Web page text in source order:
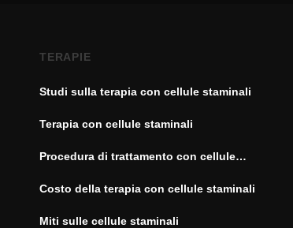
TERAPIE
Studi sulla terapia con cellule staminali
Terapia con cellule staminali
Procedura di trattamento con cellule
Costo della terapia con cellule staminali
Miti sulle cellule staminali